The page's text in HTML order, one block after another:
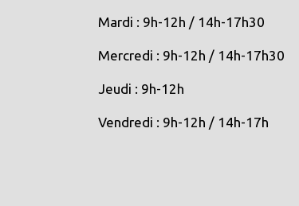
Mardi : 9h-12h / 14h-17h30
Mercredi : 9h-12h / 14h-17h30
Jeudi : 9h-12h
Vendredi : 9h-12h / 14h-17h